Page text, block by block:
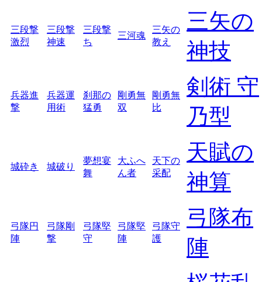
三段撃
激烈
三段撃
神速
三段撃
ち
三河魂
三矢の
教え
三矢の
神技
兵器進
撃
兵器運
用術
刹那の
猛勇
剛勇無
双
剛勇無
比
剣術 守
乃型
城砕き 城破り
夢想宴
舞
大ふへ
ん者
天下の
采配
天賦の
神算
弓隊円
陣
弓隊剛
撃
弓隊堅
守
弓隊堅
陣
弓隊守
護
弓隊布
陣